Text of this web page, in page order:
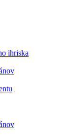
ihriska